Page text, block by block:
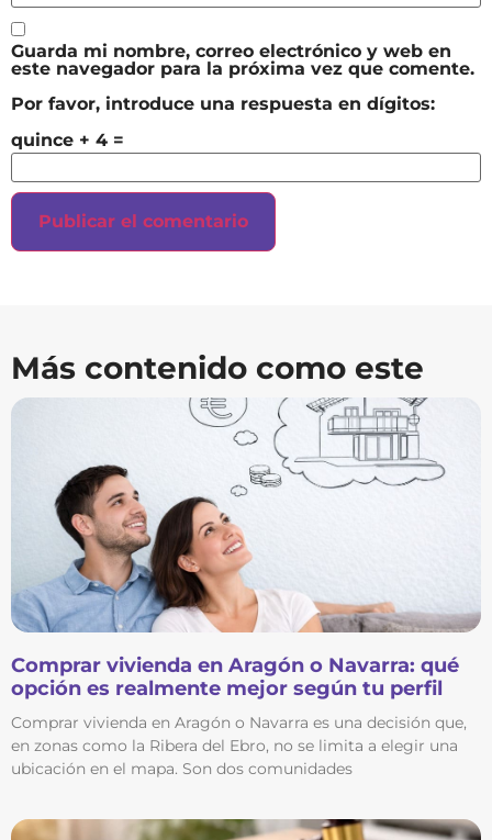
Guarda mi nombre, correo electrónico y web en
este navegador para la próxima vez que comente.
Por favor, introduce una respuesta en dígitos:
quince + 4 =
Más contenido como este
Comprar vivienda en Aragón o Navarra: qué
opción es realmente mejor según tu perfil
Comprar vivienda en Aragón o Navarra es una decisión que,
en zonas como la Ribera del Ebro, no se limita a elegir una
ubicación en el mapa. Son dos comunidades